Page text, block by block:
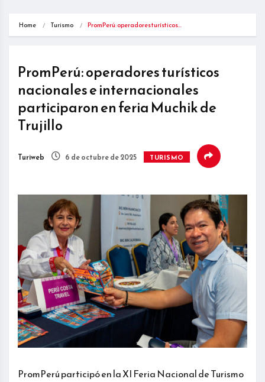
Home Turismo PromPerú: operadores turísticos…
PromPerú: operadores turísticos
nacionales e internacionales
participaron en feria Muchik de
Trujillo
Turiweb 6 de octubre de 2025 TURISMO
PromPerú participó en la XI Feria Nacional de Turismo